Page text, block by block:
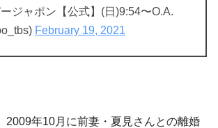
ジャポン【公式】(日)9:54〜O.A.
February 19, 2021
2009年10月に前妻・夏見さんとの離婚